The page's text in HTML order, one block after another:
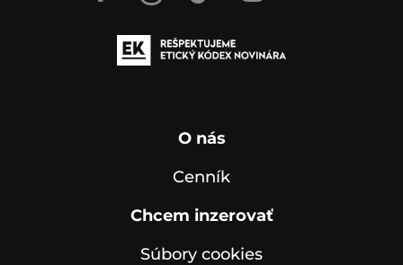
O nás
Cenník
Chcem inzerovať
Súbory cookies